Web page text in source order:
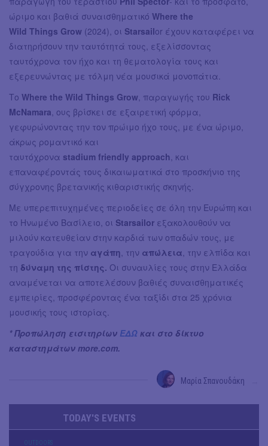
ώριμο και βαθιά συναισθηματικό Where the
Wild Things Grow (2024), οι Starsailor έχουν καταφέρει να
διατηρήσουν την ταυτότητά τους, εξελίσσοντας
ταυτόχρονα τον ήχο και τη θεματολογία τους και
εξερευνώντας με τόλμη νέα μουσικά μονοπάτια.
Το Where the Wild Things Grow, παραγωγής του Rick
McNamara, ους βρίσκει σε εξαιρετική φόρμα,
γεφυρώνοντας την τον πρώιμο ήχο τους, με ένα ώριμο,
άκρως ρομαντικό και
ταυτόχρονα stadium friendly approach, και
επαναφέροντάς τους δικαιωματικά στο προσκήνιο της
σύγχρονης βρετανικής κιθαριστικής σκηνής.
Με υπερεπιτυχημένες περιοδείες σε όλη την Ευρώπη και
το Ηνωμένο Βασίλειο, οι Starsailor εξακολουθούν να
μιλούν κατευθείαν στην καρδιά των οπαδών τους, με
τραγούδια για την αγάπη, την απώλεια, την ελπίδα και
τη δύναμη της πίστης. Οι συναυλίες τους στην Ελλάδα
αναμένεται να αποτελέσουν βαθιές συναισθηματικές
εμπειρίες, προσφέροντας ένα ταξίδι στα 25 χρόνια
μουσικής τους ιστορίας.
* Προπώληση εισιτηρίων ΕΔΩ και στο δίκτυο
καταστημάτων more.com.
Μαρία Σπανουδάκη
TODAY'S EVENTS
OUTDΟORS